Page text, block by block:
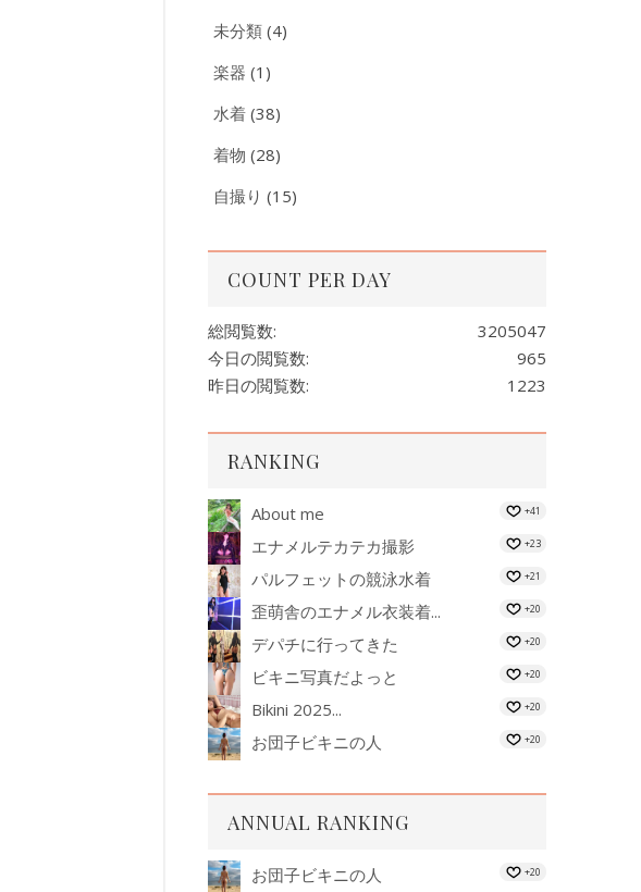
未分類 (4)
楽器 (1)
水着 (38)
着物 (28)
自撮り (15)
COUNT PER DAY
3205047
総閲覧数:
965
今日の閲覧数:
1223
昨日の閲覧数:
RANKING
About me +41
エナメルテカテカ撮影 +23
パルフェットの競泳水着 +21
歪萌舎のエナメル衣装着... +20
デパチに行ってきた +20
ビキニ写真だよっと +20
Bikini 2025... +20
お団子ビキニの人 +20
ANNUAL RANKING
お団子ビキニの人 +20